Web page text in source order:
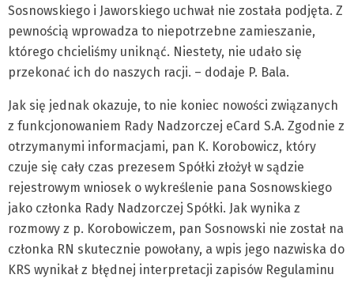
Sosnowskiego i Jaworskiego uchwał nie została podjęta. Z
pewnością wprowadza to niepotrzebne zamieszanie,
którego chcieliśmy uniknąć. Niestety, nie udało się
przekonać ich do naszych racji. – dodaje P. Bala.
Jak się jednak okazuje, to nie koniec nowości związanych
z funkcjonowaniem Rady Nadzorczej eCard S.A. Zgodnie z
otrzymanymi informacjami, pan K. Korobowicz, który
czuje się cały czas prezesem Spółki złożył w sądzie
rejestrowym wniosek o wykreślenie pana Sosnowskiego
jako członka Rady Nadzorczej Spółki. Jak wynika z
rozmowy z p. Korobowiczem, pan Sosnowski nie został na
członka RN skutecznie powołany, a wpis jego nazwiska do
KRS wynikał z błędnej interpretacji zapisów Regulaminu